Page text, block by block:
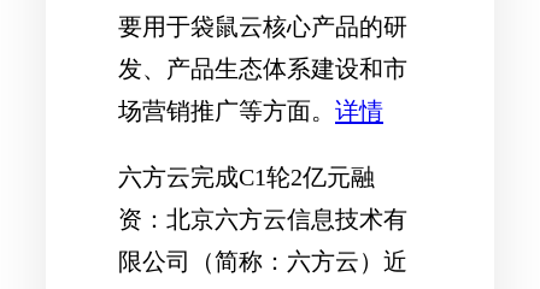
要用于袋鼠云核心产品的研
发、产品生态体系建设和市
场营销推广等方面。 详情
六方云完成C1轮2亿元融
资 ：北京六方云信息技术有
限公司（简称：六方云）近